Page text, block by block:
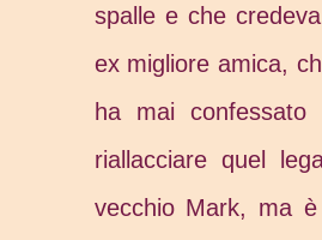
spalle e che
ex migliore amica,
ha mai
riallacciare quel
vecchio Mark, ma